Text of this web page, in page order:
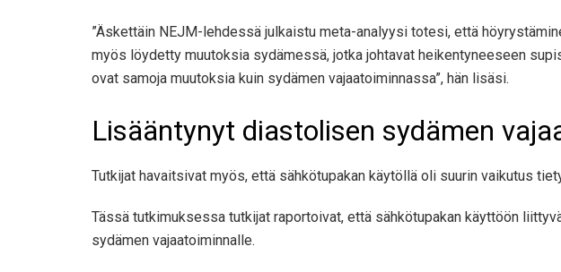
”Äskettäin NEJM-lehdessä julkaistu meta-analyysi totesi, että
myös löydetty muutoksia sydämessä, jotka johtavat heikentyneeseen
ovat samoja muutoksia kuin sydämen vajaatoiminnassa”, hän lisäsi.
Lisääntynyt diastolisen sydämen
Tutkijat havaitsivat myös, että sähkötupakan käytöllä oli suurin vaikutus
Tässä tutkimuksessa tutkijat raportoivat, että sähkötupakan käyttöön
sydämen vajaatoiminnalle.